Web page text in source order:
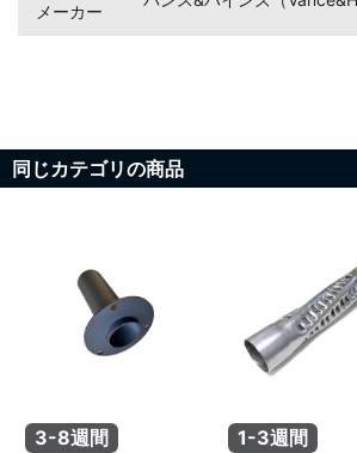
メーカー
同じカテゴリの商品
3-8週間
1-3週間